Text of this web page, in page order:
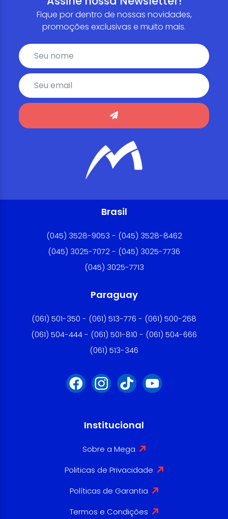
Fique por dentro de nossas novidades,
promoções exclusivas e muito mais.
Brasil
(045) 3528-9053 - (045) 3528-8462
(045) 3025-7072 - (045) 3025-7736
(045) 3025-7713
Paraguay
(061) 501-350 - (061) 513-776 - (061) 500-268
(061) 504-444 - (061) 501-810 - (061) 504-666
(061) 513-346
Institucional
Sobre a Mega
Politicas de Privacidade
Políticas de Garantia
Termos e Condições